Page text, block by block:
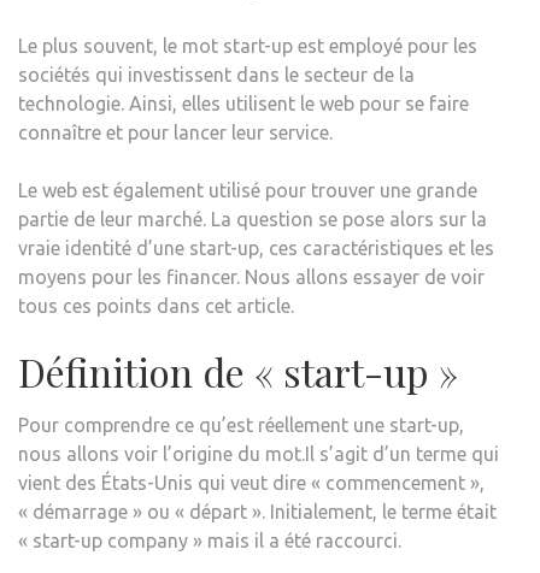
Le plus souvent, le mot start-up est employé pour les
sociétés qui investissent dans le secteur de la
technologie. Ainsi, elles utilisent le web pour se faire
connaître et pour lancer leur service.
Le web est également utilisé pour trouver une grande
partie de leur marché. La question se pose alors sur la
vraie identité d’une start-up, ces caractéristiques et les
moyens pour les financer. Nous allons essayer de voir
tous ces points dans cet article.
Définition de « start-up »
Pour comprendre ce qu’est réellement une start-up,
nous allons voir l’origine du mot.Il s’agit d’un terme qui
vient des États-Unis qui veut dire « commencement »,
« démarrage » ou « départ ». Initialement, le terme était
« start-up company » mais il a été raccourci.